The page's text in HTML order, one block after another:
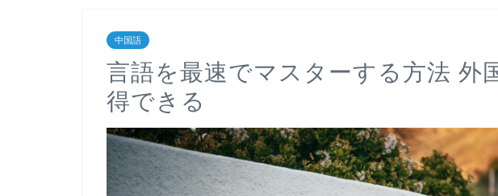
中国語
言語を最速でマスターする方法 外
得できる